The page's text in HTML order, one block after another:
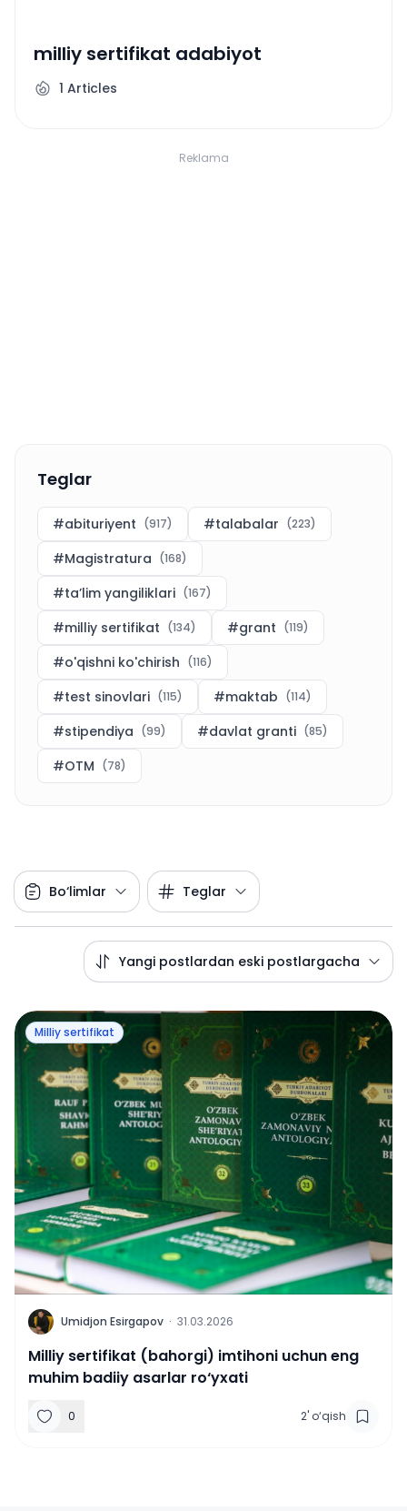
milliy sertifikat adabiyot
1 Articles
Reklama
Teglar
#abituriyent (917) #talabalar (223)
#Magistratura (168)
#ta’lim yangiliklari (167)
#milliy sertifikat (134) #grant (119)
#o'qishni ko'chirish (116)
#test sinovlari (115) #maktab (114)
#stipendiya (99) #davlat granti (85)
#OTM (78)
Bo‘limlar Teglar
Yangi postlardan eski postlargacha
Milliy sertifikat
U Umidjon Esirgapov · 31.03.2026
Milliy sertifikat (bahorgi) imtihoni uchun eng
muhim badiiy asarlar ro‘yxati
0 2' o‘qish